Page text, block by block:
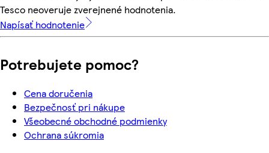
Tesco neoveruje zverejnené hodnotenia.
Napísať hodnotenie
Potrebujete pomoc?
Cena doručenia
Bezpečnosť pri nákupe
Všeobecné obchodné podmienky
Ochrana súkromia